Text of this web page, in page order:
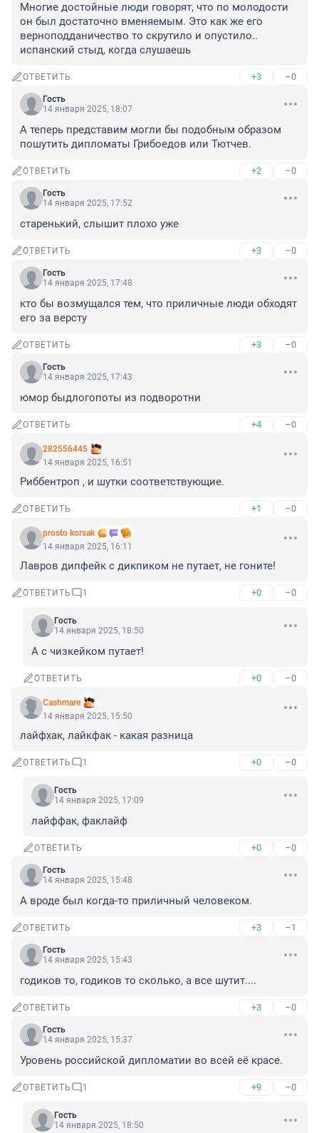
Многие достойные люди говорят, что по молодости
он был достаточно вменяемым. Это как же его
верноподданичество то скрутило и опустило..
испанский стыд, когда слушаешь
ОТВЕТИТЬ +3 –0
Гость
14 января 2025, 18:07
А теперь представим могли бы подобным образом
пошутить дипломаты Грибоедов или Тютчев.
ОТВЕТИТЬ +2 –0
Гость
14 января 2025, 17:52
старенький, слышит плохо уже
ОТВЕТИТЬ +3 –0
Гость
14 января 2025, 17:48
кто бы возмущался тем, что приличные люди обходят
его за версту
ОТВЕТИТЬ +3 –0
Гость
14 января 2025, 17:43
юмор быдлогопоты из подворотни
ОТВЕТИТЬ +4 –0
282556445
14 января 2025, 16:51
Риббентроп , и шутки соответствующие.
ОТВЕТИТЬ +1 –0
prosto korsak
14 января 2025, 16:11
Лавров дипфейк с дикпиком не путает, не гоните!
ОТВЕТИТЬ 1 +0 –0
Гость
14 января 2025, 18:50
А с чизкейком путает!
ОТВЕТИТЬ +0 –0
Cashmare
14 января 2025, 15:50
лайфхак, лайкфак - какая разница
ОТВЕТИТЬ 1 +0 –0
Гость
14 января 2025, 17:09
лайффак, факлайф
ОТВЕТИТЬ +0 –0
Гость
14 января 2025, 15:48
А вроде был когда-то приличный человеком.
ОТВЕТИТЬ +3 –1
Гость
14 января 2025, 15:43
годиков то, годиков то сколько, а все шутит....
ОТВЕТИТЬ +3 –0
Гость
14 января 2025, 15:37
Уровень российской дипломатии во всей её красе.
ОТВЕТИТЬ 1 +9 –0
Гость
14 января 2025, 18:50